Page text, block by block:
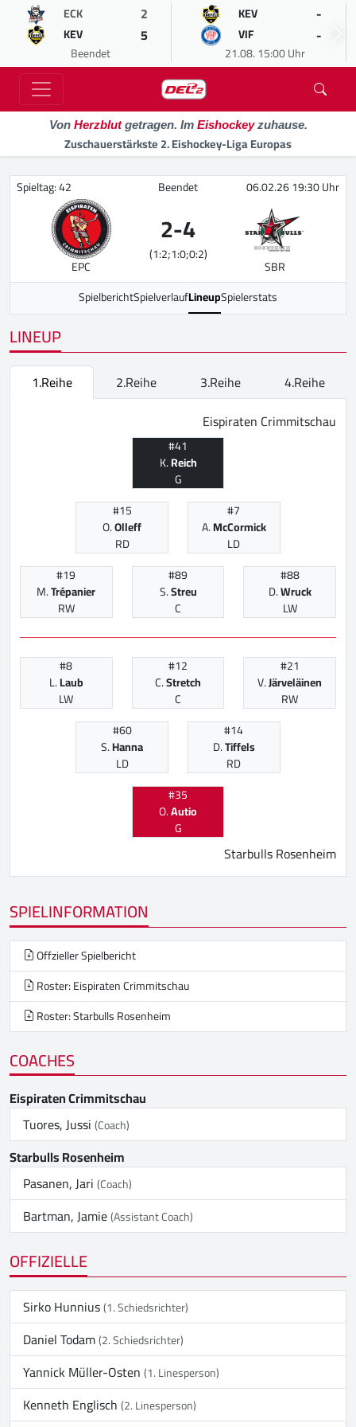
ECK 2
KEV 5
Beendet
KEV -
VIF -
21.08. 15:00 Uhr
Von Herzblutgetragen. Im Eishockeyzuhause.
Zuschauerstärkste 2. Eishockey-Liga Europas
Spieltag: 42 Beendet 06.02.26 19:30 Uhr
EPC
2-4
(1:2;1:0;0:2)
SBR
SpielberichtSpielverlaufLineupSpielerstats
LINEUP
1.Reihe 2.Reihe 3.Reihe
4.Reihe
Eispiraten Crimmitschau
#41
K.Reich
G
#15
O.Olleff
RD
#7
A.McCormick
LD
#19
M.Trépanier
RW
#89
S.Streu
C
#88
D.Wruck
LW
#8
L.Laub
LW
#12
C.Stretch
C
#21
V.Järveläinen
RW
#60
S.Hanna
LD
#14
D.Tiffels
RD
#35
O.Autio
G
Starbulls Rosenheim
SPIELINFORMATION
Offzieller Spielbericht
Roster: Eispiraten Crimmitschau
Roster: Starbulls Rosenheim
COACHES
Eispiraten Crimmitschau
Tuores, Jussi(Coach)
Starbulls Rosenheim
Pasanen, Jari(Coach)
Bartman, Jamie(Assistant Coach)
OFFIZIELLE
Sirko Hunnius(1. Schiedsrichter)
Daniel Todam(2. Schiedsrichter)
Yannick Müller-Osten(1. Linesperson)
Kenneth Englisch(2. Linesperson)